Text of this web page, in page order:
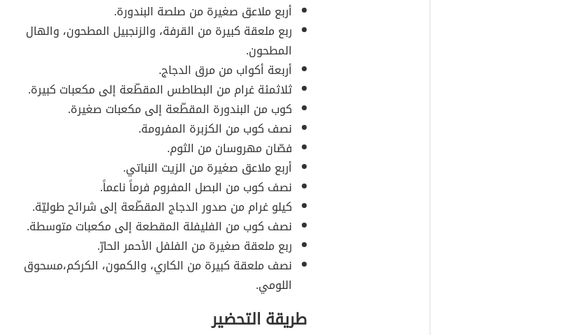
أربع ملاعق صغيرة من صلصة البندورة.
ربع ملعقة كبيرة من القرفة، والزنجبيل المطحون، والهال
المطحون.
أربعة أكواب من مرق الدجاج.
ثلاثمئة غرام من البطاطس المقطّعة إلى مكعبات كبيرة.
كوب من البندورة المقطّعة إلى مكعبات صغيرة.
نصف كوب من الكزبرة المفرومة.
فصّان مهروسان من الثوم.
أربع ملاعق صغيرة من الزيت النباتي.
نصف كوب من البصل المفروم فرماً ناعماً.
كيلو غرام من صدور الدجاج المقطّعة إلى شرائح طوليّة.
نصف كوب من الفليفلة المقطعة إلى مكعبات متوسطة.
ربع ملعقة صغيرة من الفلفل الأحمر الحارّ.
نصف ملعقة كبيرة من الكاري، والكمون، الكركم،مسحوق
اللومي.
طريقة التحضير